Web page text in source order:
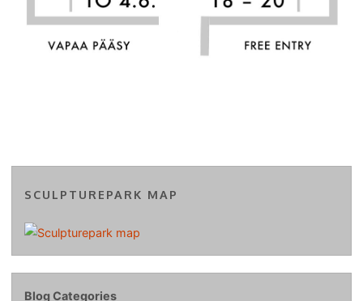
SCULPTUREPARK MAP
Blog Categories